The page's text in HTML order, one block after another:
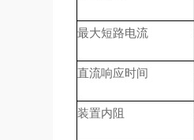
最大短路电流
直流响应时间
装置内阻